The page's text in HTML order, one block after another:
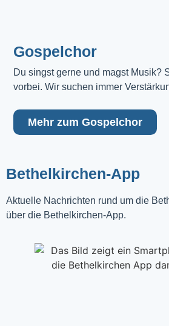
Gospelchor
Du singst gerne und magst Musik?
vorbei. Wir suchen immer
Mehr zum Gospelchor
Bethelkirchen-App
Aktuelle Nachrichten rund um die
über die Bethelkirchen-App.